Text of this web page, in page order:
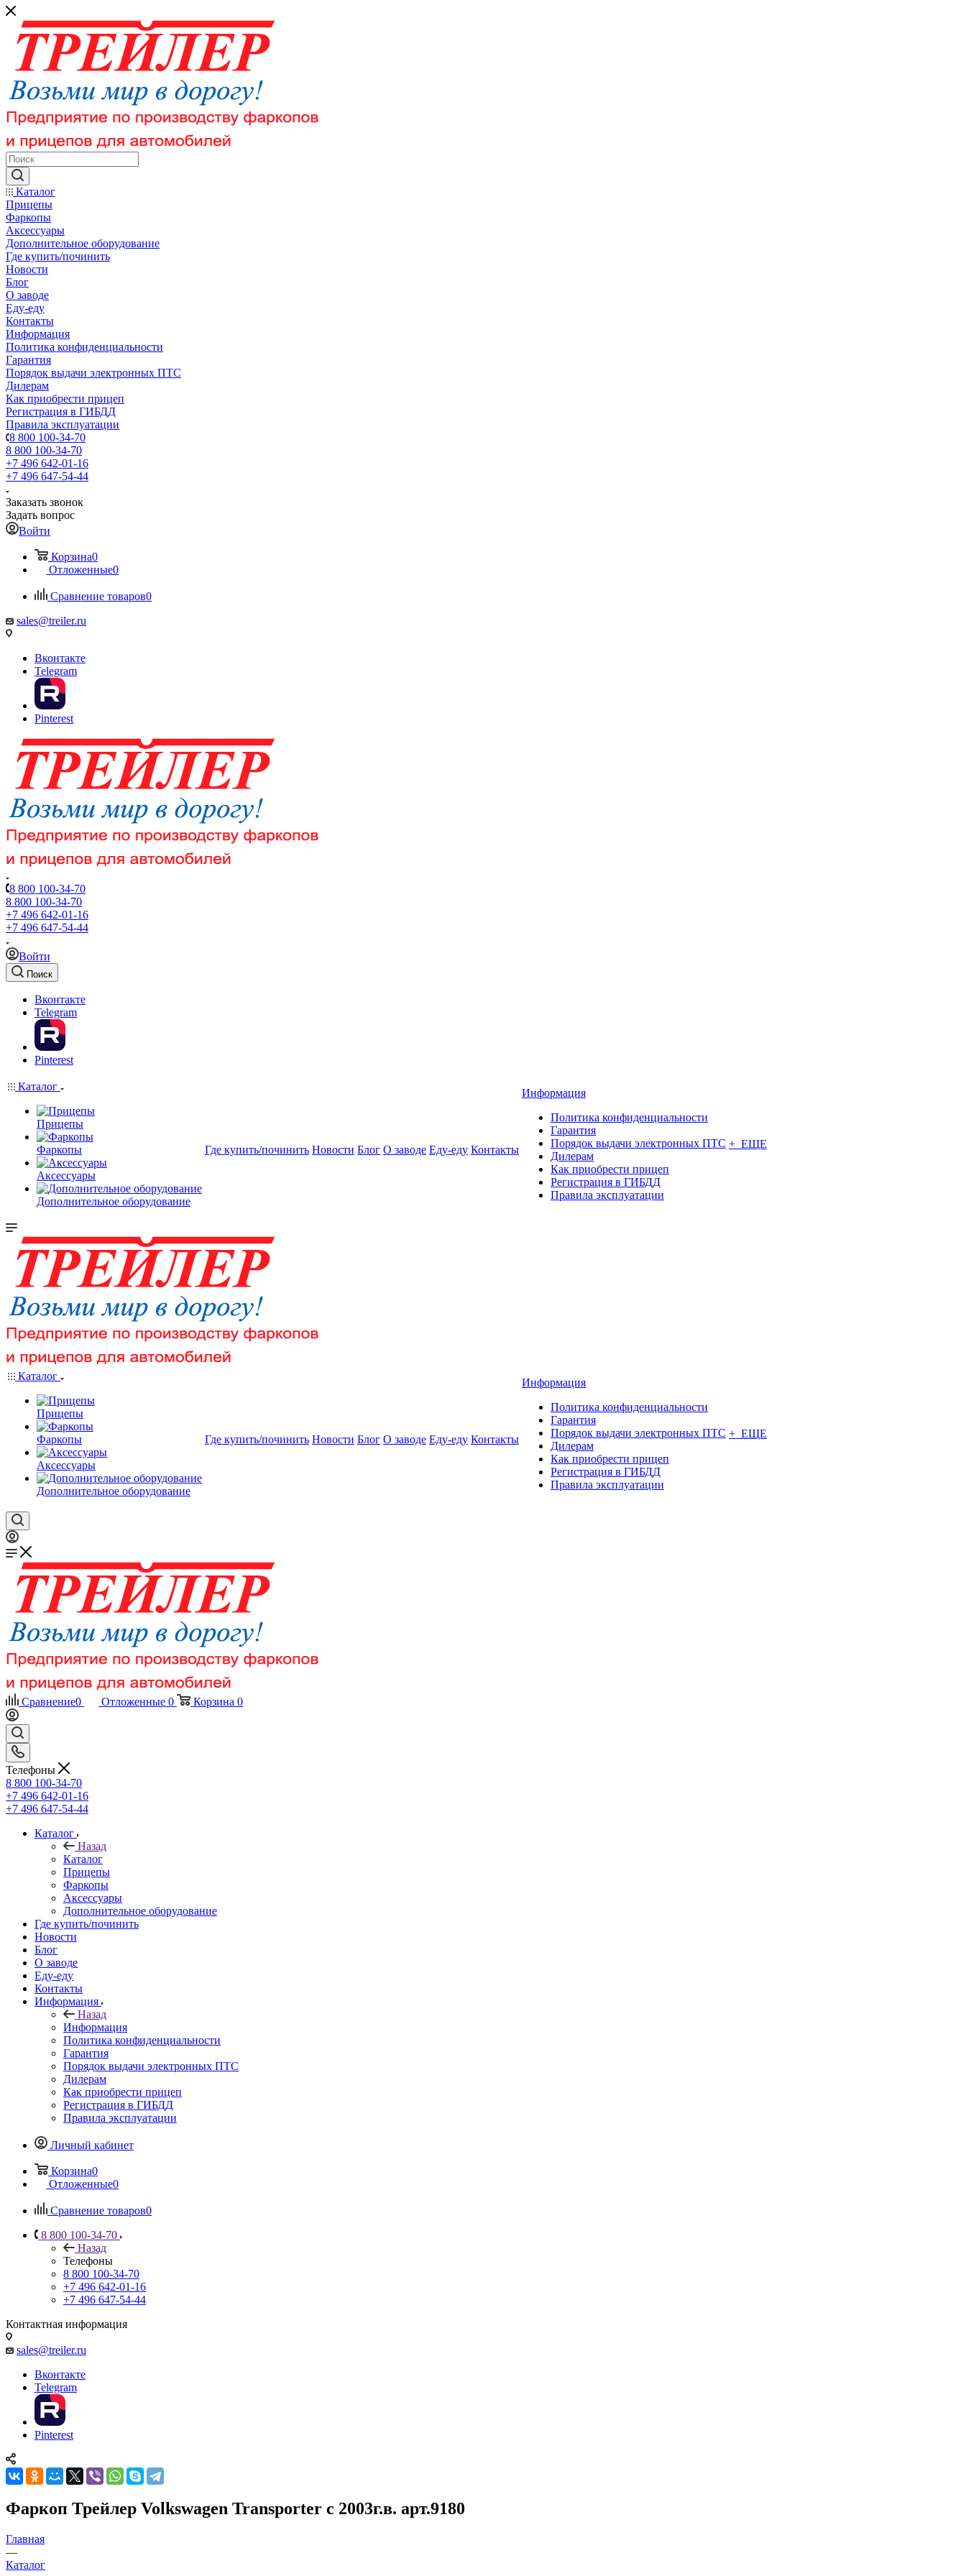
Каталог
Прицепы
Фаркопы
Аксессуары
Дополнительное оборудование
Где купить/починить
Новости
Блог
О заводе
Еду-еду
Контакты
Информация
Политика конфиденциальности
Гарантия
Порядок выдачи электронных ПТС
Дилерам
Как приобрести прицеп
Регистрация в ГИБДД
Правила эксплуатации
8 800 100-34-70
8 800 100-34-70
+7 496 642-01-16
+7 496 647-54-44
Заказать звонок
Задать вопрос
Войти
Корзина0
Отложенные0
Сравнение товаров0
sales@treiler.ru
Вконтакте
Telegram
Pinterest
8 800 100-34-70
8 800 100-34-70
+7 496 642-01-16
+7 496 647-54-44
Войти
Поиск
Вконтакте
Telegram
Pinterest
Каталог
Прицепы
Фаркопы
Аксессуары
Дополнительное оборудование
Где купить/починить Новости Блог О заводе Еду-еду Контакты
Информация
Политика конфиденциальности
Гарантия
Порядок выдачи электронных ПТС
Дилерам
Как приобрести прицеп
Регистрация в ГИБДД
Правила эксплуатации
+ ЕЩЕ
Каталог
Прицепы
Фаркопы
Аксессуары
Дополнительное оборудование
Где купить/починить Новости Блог О заводе Еду-еду Контакты
Информация
Политика конфиденциальности
Гарантия
Порядок выдачи электронных ПТС
Дилерам
Как приобрести прицеп
Регистрация в ГИБДД
Правила эксплуатации
+ ЕЩЕ
Сравнение0 Отложенные 0 Корзина 0
Телефоны
8 800 100-34-70
+7 496 642-01-16
+7 496 647-54-44
Каталог
Назад
Каталог
Прицепы
Фаркопы
Аксессуары
Дополнительное оборудование
Где купить/починить
Новости
Блог
О заводе
Еду-еду
Контакты
Информация
Назад
Информация
Политика конфиденциальности
Гарантия
Порядок выдачи электронных ПТС
Дилерам
Как приобрести прицеп
Регистрация в ГИБДД
Правила эксплуатации
Личный кабинет
Корзина0
Отложенные0
Сравнение товаров0
8 800 100-34-70
Назад
Телефоны
8 800 100-34-70
+7 496 642-01-16
+7 496 647-54-44
Контактная информация
sales@treiler.ru
Вконтакте
Telegram
Pinterest
Фаркоп Трейлер Volkswagen Transporter с 2003г.в. арт.9180
Главная
—
Каталог